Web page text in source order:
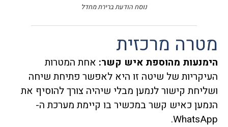
נוסח הודעת ברירת מחדל
מטרה מרכזית
הימנעות מהוספת איש קשר: אחת המטרות
העיקריות של שיטה זו היא לאפשר פתיחת שיחה
ושליחת קישור לנמען מבלי שיהיה צורך להוסיף את
הנמען כאיש קשר במכשיר בו קיימת מערכת ה-
WhatsApp.